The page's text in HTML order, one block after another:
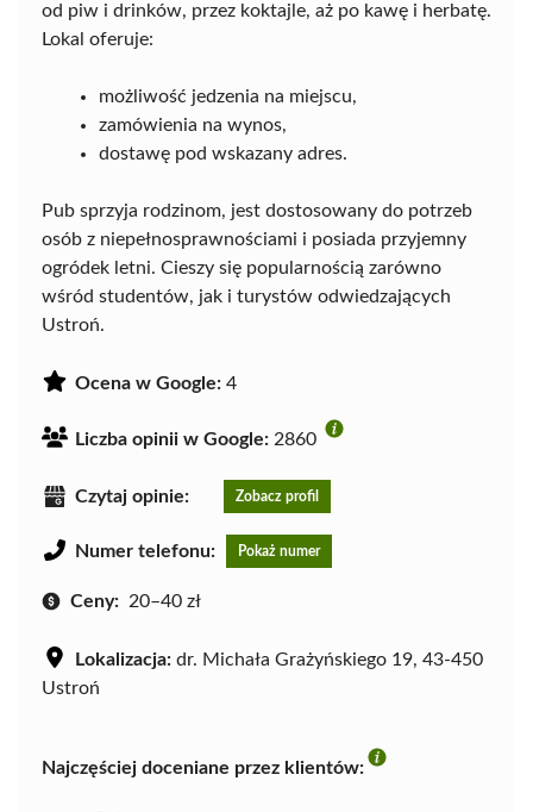
od piw i drinków, przez koktajle, aż po kawę i herbatę.
Lokal oferuje:
możliwość jedzenia na miejscu,
zamówienia na wynos,
dostawę pod wskazany adres.
Pub sprzyja rodzinom, jest dostosowany do potrzeb
osób z niepełnosprawnościami i posiada przyjemny
ogródek letni. Cieszy się popularnością zarówno
wśród studentów, jak i turystów odwiedzających
Ustroń.
Ocena w Google: 4
Liczba opinii w Google: 2860
Czytaj opinie: Zobacz profil
Numer telefonu: Pokaż numer
Ceny: 20–40 zł
Lokalizacja: dr. Michała Grażyńskiego 19, 43-450
Ustroń
Najczęściej doceniane przez klientów: